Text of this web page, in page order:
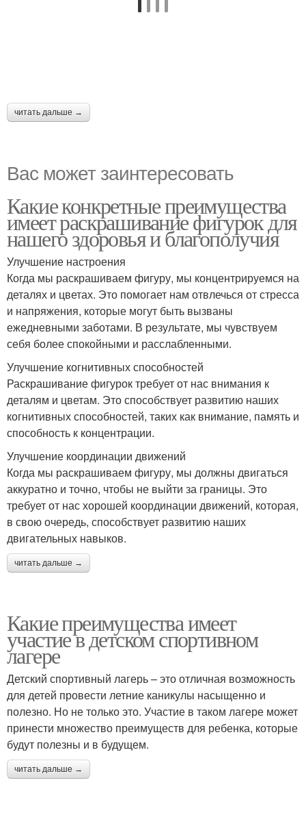
читать дальше →
Вас может заинтересовать
Какие конкретные преимущества
имеет раскрашивание фигурок для
нашего здоровья и благополучия
Улучшение настроения
Когда мы раскрашиваем фигуру, мы концентрируемся на
деталях и цветах. Это помогает нам отвлечься от стресса
и напряжения, которые могут быть вызваны
ежедневными заботами. В результате, мы чувствуем
себя более спокойными и расслабленными.
Улучшение когнитивных способностей
Раскрашивание фигурок требует от нас внимания к
деталям и цветам. Это способствует развитию наших
когнитивных способностей, таких как внимание, память и
способность к концентрации.
Улучшение координации движений
Когда мы раскрашиваем фигуру, мы должны двигаться
аккуратно и точно, чтобы не выйти за границы. Это
требует от нас хорошей координации движений, которая,
в свою очередь, способствует развитию наших
двигательных навыков.
читать дальше →
Какие преимущества имеет
участие в детском спортивном
лагере
Детский спортивный лагерь – это отличная возможность
для детей провести летние каникулы насыщенно и
полезно. Но не только это. Участие в таком лагере может
принести множество преимуществ для ребенка, которые
будут полезны и в будущем.
читать дальше →